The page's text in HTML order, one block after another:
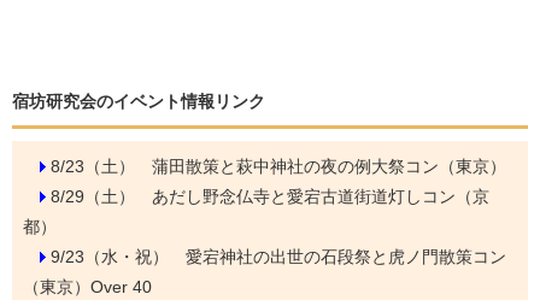
宿坊研究会のイベント情報リンク
8/23（土） 蒲田散策と萩中神社の夜の例大祭コン（東京）
8/29（土） あだし野念仏寺と愛宕古道街道灯しコン（京
都）
9/23（水・祝） 愛宕神社の出世の石段祭と虎ノ門散策コン
（東京）Over 40